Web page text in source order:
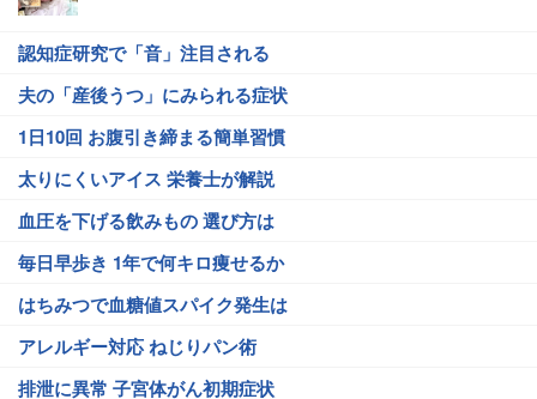
認知症研究で「音」注目される
夫の「産後うつ」にみられる症状
1日10回 お腹引き締まる簡単習慣
太りにくいアイス 栄養士が解説
血圧を下げる飲みもの 選び方は
毎日早歩き 1年で何キロ痩せるか
はちみつで血糖値スパイク発生は
アレルギー対応 ねじりパン術
排泄に異常 子宮体がん初期症状